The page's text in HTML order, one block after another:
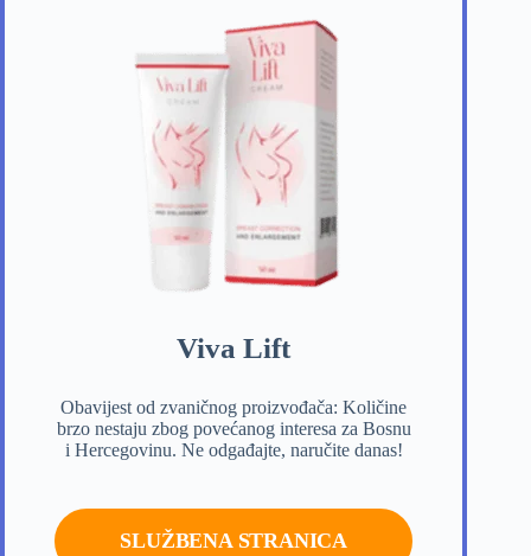
Viva Lift
Obavijest od zvaničnog proizvođača: Količine
brzo nestaju zbog povećanog interesa za Bosnu
i Hercegovinu. Ne odgađajte, naručite danas!
SLUŽBENA STRANICA